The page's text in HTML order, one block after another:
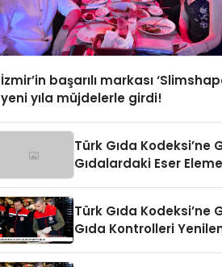
İzmir’in başarılı markası
yeni yıla müjdelerle girdi!
Türk Gıda Kodeksi’ne
Gıdalardaki Eser
Türk Gıda Kodeksi’ne
Gıda Kontrolleri